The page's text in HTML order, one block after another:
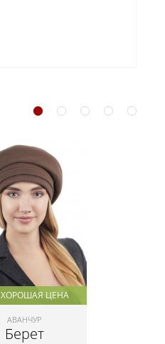
ХОРОШАЯ ЦЕНА
АВАНЧУР
Берет